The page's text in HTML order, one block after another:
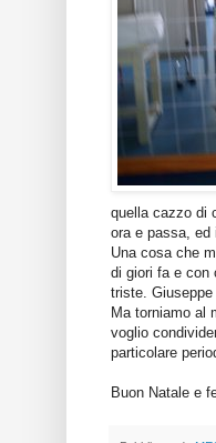
quella cazzo di
ora e passa,
Una cosa che
di giori fa e con
triste.
Ma torniamo al
voglio
particolare
Buon Natale e